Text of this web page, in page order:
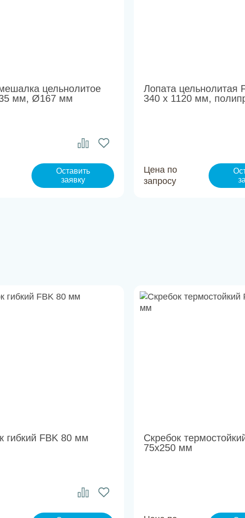
цельнолитое
мм, Ø167 мм
Оставить
заявку
Лопата цельнолитая
340 x 1120 мм,
Цена по
запросу
гибкий FBK 80 мм
Скребок
75х250 мм